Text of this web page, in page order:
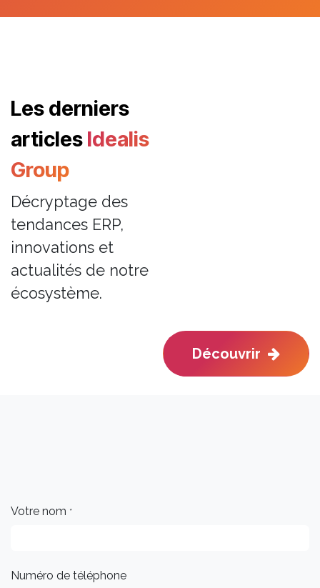
Les derniers
articles Idealis
Group
Décryptage des
tendances ERP,
innovations et
actualités de notre
écosystème.
Découvrir
Votre nom *
Numéro de téléphone